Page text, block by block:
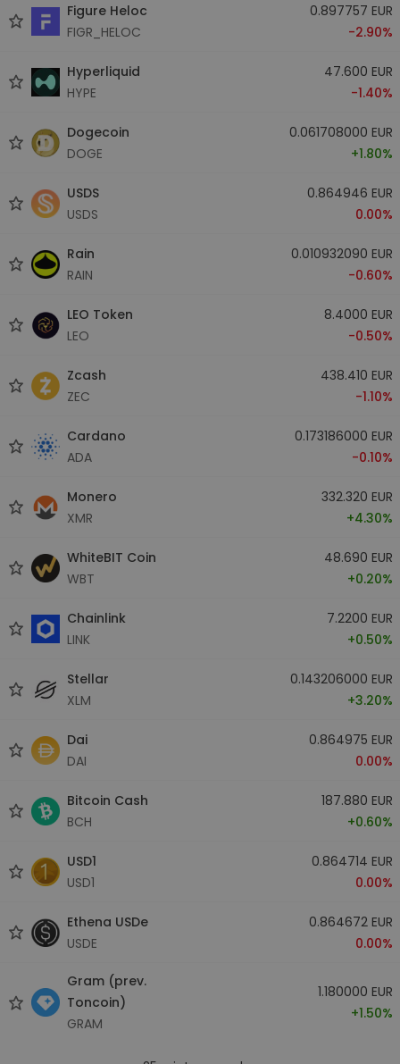
Figure Heloc
FIGR_HELOC
0.897757 EUR
-2.90%
Hyperliquid
HYPE
47.600 EUR
-1.40%
Dogecoin
DOGE
0.061708000 EUR
+1.80%
USDS
USDS
0.864946 EUR
0.00%
Rain
RAIN
0.010932090 EUR
-0.60%
LEO Token
LEO
8.4000 EUR
-0.50%
Zcash
ZEC
438.410 EUR
-1.10%
Cardano
ADA
0.173186000 EUR
-0.10%
Monero
XMR
332.320 EUR
+4.30%
WhiteBIT Coin
WBT
48.690 EUR
+0.20%
Chainlink
LINK
7.2200 EUR
+0.50%
Stellar
XLM
0.143206000 EUR
+3.20%
Dai
DAI
0.864975 EUR
0.00%
Bitcoin Cash
BCH
187.880 EUR
+0.60%
USD1
USD1
0.864714 EUR
0.00%
Ethena USDe
USDE
0.864672 EUR
0.00%
Gram (prev.
Toncoin)
GRAM
1.180000 EUR
+1.50%